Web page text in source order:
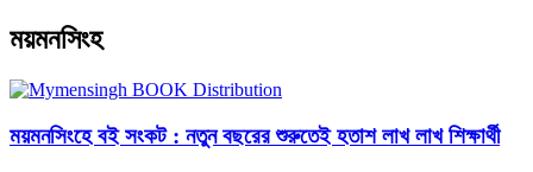
ময়মনসিংহ
ময়মনসিংহে বই সংকট : নতুন বছরের শুরুতেই হতাশ লাখ লাখ শিক্ষার্থী